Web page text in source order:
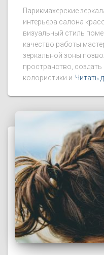
Парикмахерские
интерьера салона
визуальный стиль
качество работы
зеркальной зоны
пространство,
колористики и Читать